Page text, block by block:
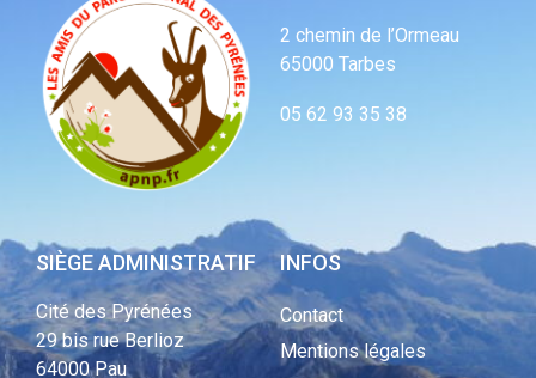
2 chemin de l’Ormeau
65000 Tarbes
05 62 93 35 38
SIÈGE ADMINISTRATIF
Cité des Pyrénées
29 bis rue Berlioz
64000 Pau
INFOS
Contact
Mentions légales